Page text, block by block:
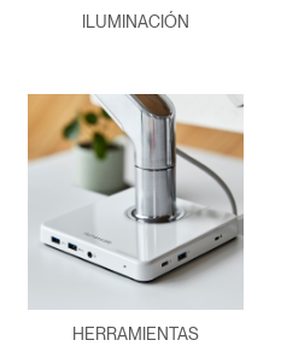
ILUMINACIÓN
HERRAMIENTAS